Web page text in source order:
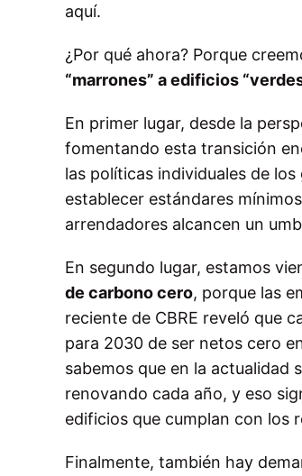
aquí.
¿Por qué ahora? Porque
“marrones” a edificios
En primer lugar, desde la
fomentando esta transición
las políticas individuales de
establecer estándares
arrendadores alcancen un
En segundo lugar, estamos
de carbono cero, porque las
reciente de CBRE reveló que
para 2030 de ser netos cero
sabemos que en la actualidad
renovando cada año, y eso
edificios que cumplan con los
Finalmente, también hay